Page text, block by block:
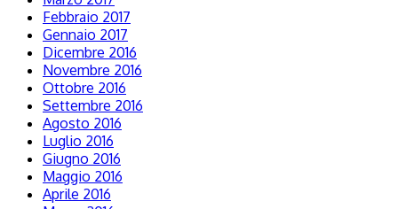
Febbraio 2017
Gennaio 2017
Dicembre 2016
Novembre 2016
Ottobre 2016
Settembre 2016
Agosto 2016
Luglio 2016
Giugno 2016
Maggio 2016
Aprile 2016